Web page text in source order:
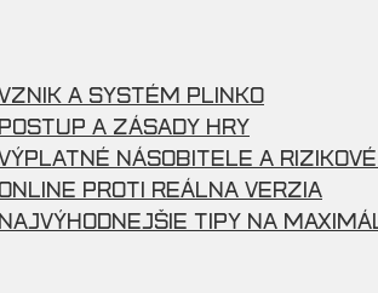
a Systém Plinko
Postup a Zásady Hry
Násobitele a
Online Proti Reálna Verzia
Najvýhodnejšie Tipy Na